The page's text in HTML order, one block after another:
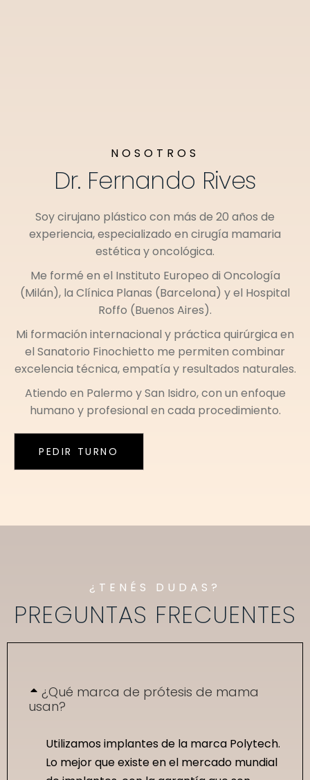
NOSOTROS
Dr. Fernando Rives
Soy cirujano plástico con más de 20 años de
experiencia, especializado en cirugía mamaria
estética y oncológica.
Me formé en el Instituto Europeo di Oncología
(Milán), la Clínica Planas (Barcelona) y el Hospital
Roffo (Buenos Aires).
Mi formación internacional y práctica quirúrgica en
el Sanatorio Finochietto me permiten combinar
excelencia técnica, empatía y resultados naturales.
Atiendo en Palermo ySan Isidro, con un enfoque
humano y profesional en cada procedimiento.
PEDIR TURNO
¿TENÉS DUDAS?
PREGUNTAS FRECUENTES
¿Qué marca de prótesis de mama
usan?
Utilizamos implantes de la marca Polytech.
Lo mejor que existe en el mercado mundial